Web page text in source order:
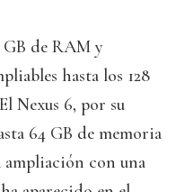
de RAM y
hasta los 128
Nexus 6, por su
64 GB de memoria
ampliación con una